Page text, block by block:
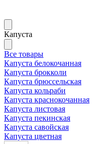
Капуста
Все товары
Капуста белокочанная
Капуста брокколи
Капуста брюссельская
Капуста кольраби
Капуста краснокочанная
Капуста листовая
Капуста пекинская
Капуста савойская
Капуста цветная